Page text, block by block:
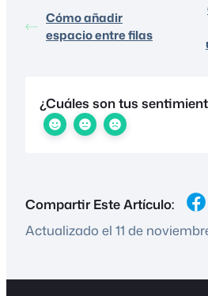
Cómo añadir
espacio entre filas
¿Cuáles son tus
Compartir Este Artículo:
Actualizado el 11 de